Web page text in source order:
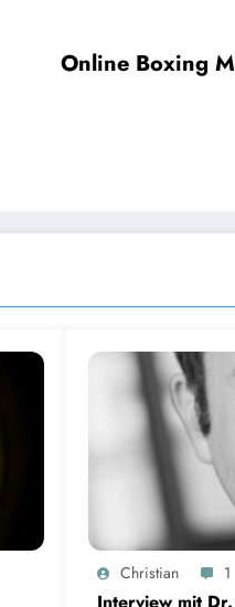
Christian 1
Interview mit